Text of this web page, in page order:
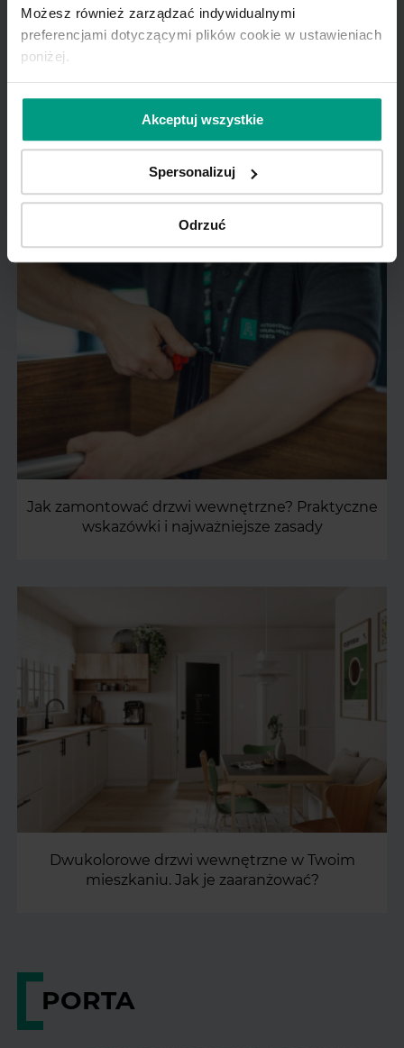
Możesz również zarządzać indywidualnymi
preferencjami dotyczącymi plików cookie w ustawieniach
poniżej.
Akceptuj wszystkie
Spersonalizuj
Odrzuć
Mat czy połysk? Jak dobrać wykończenie drzwi
do aktualnych trendów i aranżacji mieszkania
Jak zamontować drzwi wewnętrzne? Praktyczne
wskazówki i najważniejsze zasady
Dwukolorowe drzwi wewnętrzne w Twoim
mieszkaniu. Jak je zaaranżować?
PORTA